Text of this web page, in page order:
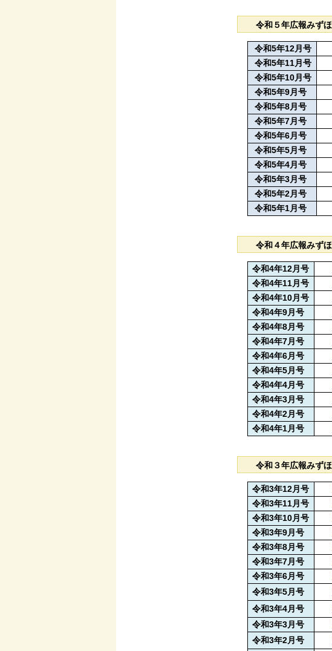
令和５年広報みずほ
令和5年12月号
令和5年11月号
令和5年10月号
令和5年9月号
令和5年8月号
令和5年7月号
令和5年6月号
令和5年5月号
令和5年4月号
令和5年3月号
令和5年2月号
令和5年1月号
令和４年広報みずほ
令和4年12月号
令和4年11月号
令和4年10月号
令和4年9月号
令和4年8月号
令和4年7月号
令和4年6月号
令和4年5月号
令和4年4月号
令和4年3月号
令和4年2月号
令和4年1月号
令和３年広報みずほ
令和3年12月号
令和3年11月号
令和3年10月号
令和3年9月号
令和3年8月号
令和3年7月号
令和3年6月号
令和3年5月号
令和3年4月号
令和3年3月号
令和3年2月号